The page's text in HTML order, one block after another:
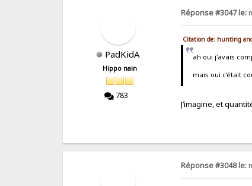
PadKidA
Hippo nain
783
Réponse #3047 le:
Citation de: hunting
ah oui j'avais
mais oui c'était
J’imagine, et
Réponse #3048 le: